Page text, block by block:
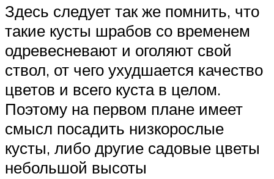
Здесь следует так же помнить, что
такие кусты шрабов со временем
одревесневают и оголяют свой
ствол, от чего ухудшается качество
цветов и всего куста в целом.
Поэтому на первом плане имеет
смысл посадить низкорослые
кусты, либо другие садовые цветы
небольшой высоты